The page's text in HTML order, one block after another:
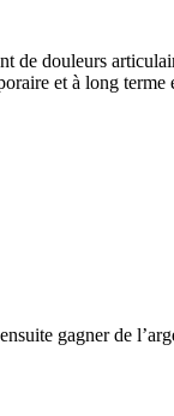
douleurs
et à long
gagner de